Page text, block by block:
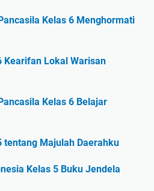
Kelas 6 Menghormati
Kearifan Lokal Warisan
Kelas 6 Belajar
tentang Majulah Daerahku
Kelas 5 Buku Jendela